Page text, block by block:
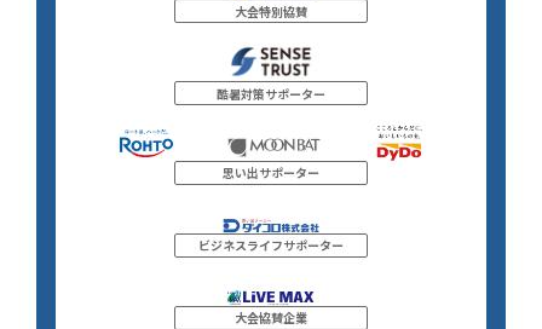
大会特別協賛
酷暑対策サポーター
思い出サポーター
ビジネスライフサポーター
大会協賛企業